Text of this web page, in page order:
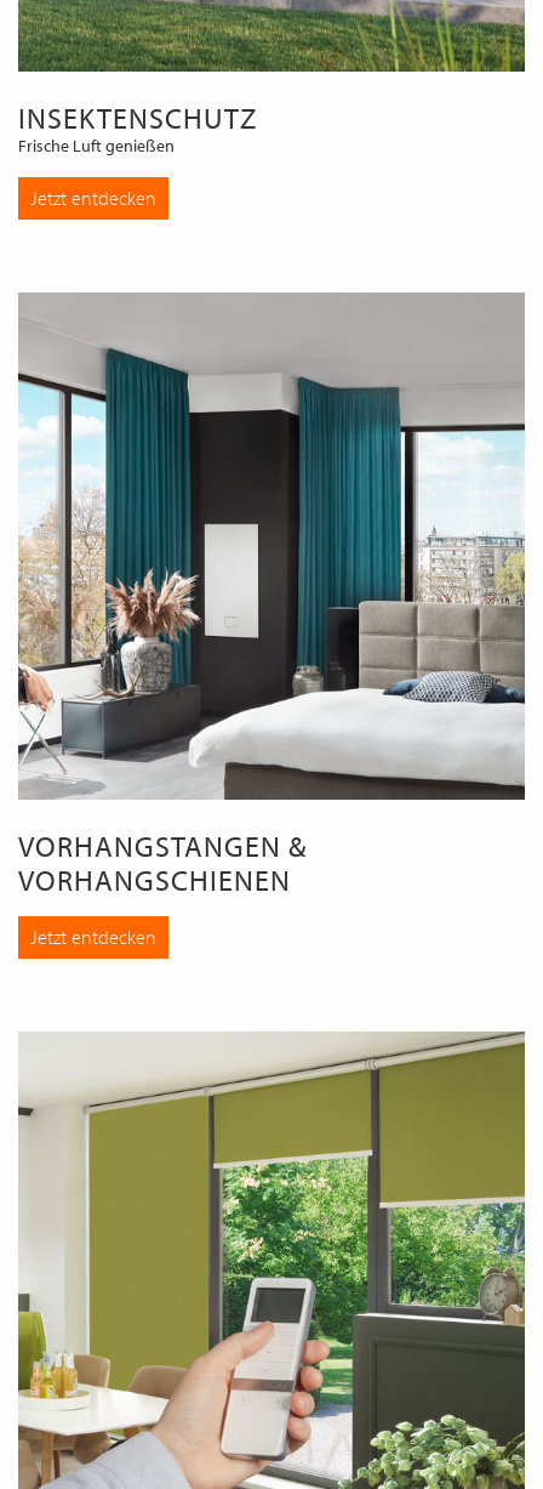
INSEKTENSCHUTZ
Frische Luft genießen
Jetzt entdecken
VORHANGSTANGEN &
VORHANGSCHIENEN
Jetzt entdecken